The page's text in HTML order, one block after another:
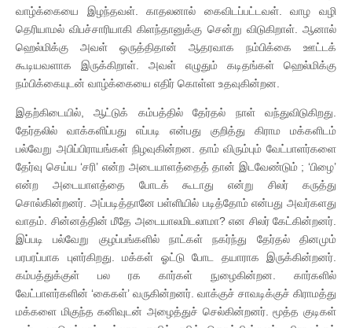
வாழ்க்கையை இழந்தவள். காதலனால் கைவிடப்பட்டவள். வாழ வழி
தெரியாமல் விபச்சாரியாகி கிளந்தானுக்கு சென்று விடுகிறாள். ஆனால்
ஹெல்மிக்கு அவள் ஒருத்திதான் ஆதரவாக நம்பிக்கை ஊட்டக்
கூடியவளாக இருக்கிறாள். அவள் எழுதும் கடிதங்கள் ஹெல்மிக்கு
நம்பிக்கையுடன் வாழ்க்கையை எதிர் கொள்ள உதவுகின்றன.
இதற்கிடையில், ஆட்டுக் கம்பத்தில் தேர்தல் நாள் வந்துவிடுகிறது.
தேர்தலில் வாக்களிப்பது எப்படி என்பது குறித்து கிராம மக்களிடம்
பல்வேறு அபிப்பிராயங்கள் நிழவுகின்றன. தாம் விரும்பும் வேட்பாளர்களை
தேர்வு செய்ய ‘சரி’ என்ற அடையாளத்தைத் தான் இடவேண்டும் ; ‘பிழை’
என்ற அடையாளத்தை போடக் கூடாது என்று சிலர் கருத்து
சொல்கின்றனர். அப்படித்தானே பள்ளியில் படித்தோம் என்பது அவர்களது
வாதம். சின்னத்தின் மீதே அடையாலமிடலாமா? என சிலர் கேட்கின்றனர்.
இப்படி பல்வேறு குழப்பங்களில் நாட்கள் நகர்ந்து தேர்தல் தினமும்
பரபரப்பாக புளர்கிறது. மக்கள் ஓட்டு போட தயாராக இருக்கின்றனர்.
கம்பத்துக்குள் பல ரக கார்கள் நுழைகின்றன. கார்களில்
வேட்பாளர்களின் ‘கைகள்’ வருகின்றனர். வாக்குச் சாவடிக்குச் கிராமத்து
மக்களை மிகுந்த கனிவுடன் அழைத்துச் செல்கின்றனர். மூத்த குடிகள்